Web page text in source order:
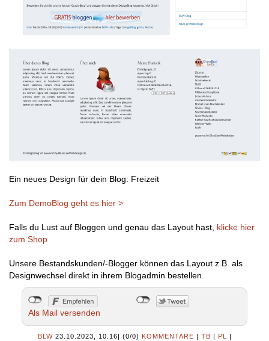
Ein neues Design für dein Blog: Freizeit
Zum DemoBlog geht es hier >
Falls du Lust auf Bloggen und genau das Layout hast, klicke hier
zum Shop
Unsere Bestandskunden/-Blogger können das Layout z.B. als
Designwechsel direkt in ihrem Blogadmin bestellen.
Als Mail versenden
BLW 23.10.2023, 10.16 (0/0) KOMMENTARE TB PL